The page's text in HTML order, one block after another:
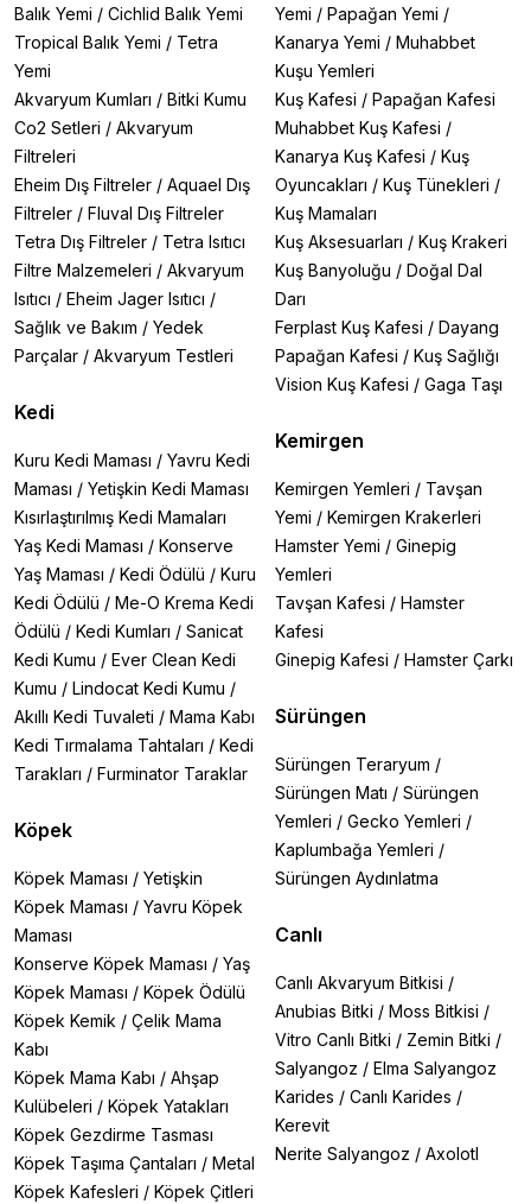
Balık Yemi / Cichlid Balık Yemi
Tropical Balık Yemi / Tetra
Yemi
Akvaryum Kumları / Bitki Kumu
Co2 Setleri / Akvaryum
Filtreleri
Eheim Dış Filtreler / Aquael Dış
Filtreler / Fluval Dış Filtreler
Tetra Dış Filtreler / Tetra Isıtıcı
Filtre Malzemeleri / Akvaryum
Isıtıcı / Eheim Jager Isıtıcı /
Sağlık ve Bakım / Yedek
Parçalar / Akvaryum Testleri
Kedi
Kuru Kedi Maması / Yavru Kedi
Maması / Yetişkin Kedi Maması
Kısırlaştırılmış Kedi Mamaları
Yaş Kedi Maması / Konserve
Yaş Maması / Kedi Ödülü / Kuru
Kedi Ödülü / Me-O Krema Kedi
Ödülü / Kedi Kumları / Sanicat
Kedi Kumu / Ever Clean Kedi
Kumu / Lindocat Kedi Kumu /
Akıllı Kedi Tuvaleti / Mama Kabı
Kedi Tırmalama Tahtaları / Kedi
Tarakları / Furminator Taraklar
Köpek
Köpek Maması / Yetişkin
Köpek Maması / Yavru Köpek
Maması
Konserve Köpek Maması / Yaş
Köpek Maması / Köpek Ödülü
Köpek Kemik / Çelik Mama
Kabı
Köpek Mama Kabı / Ahşap
Kulübeleri / Köpek Yatakları
Köpek Gezdirme Tasması
Köpek Taşıma Çantaları / Metal
Köpek Kafesleri / Köpek Çitleri
Yemi / Papağan Yemi /
Kanarya Yemi / Muhabbet
Kuşu Yemleri
Kuş Kafesi / Papağan Kafesi
Muhabbet Kuş Kafesi /
Kanarya Kuş Kafesi / Kuş
Oyuncakları / Kuş Tünekleri /
Kuş Mamaları
Kuş Aksesuarları / Kuş Krakeri
Kuş Banyoluğu / Doğal Dal
Darı
Ferplast Kuş Kafesi / Dayang
Papağan Kafesi / Kuş Sağlığı
Vision Kuş Kafesi / Gaga Taşı
Kemirgen
Kemirgen Yemleri / Tavşan
Yemi / Kemirgen Krakerleri
Hamster Yemi / Ginepig
Yemleri
Tavşan Kafesi / Hamster
Kafesi
Ginepig Kafesi / Hamster Çarkı
Sürüngen
Sürüngen Teraryum /
Sürüngen Matı / Sürüngen
Yemleri / Gecko Yemleri /
Kaplumbağa Yemleri /
Sürüngen Aydınlatma
Canlı
Canlı Akvaryum Bitkisi /
Anubias Bitki / Moss Bitkisi /
Vitro Canlı Bitki / Zemin Bitki /
Salyangoz / Elma Salyangoz
Karides / Canlı Karides /
Kerevit
Nerite Salyangoz / Axolotl